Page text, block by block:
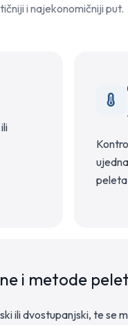
i najekonomičniji put.
i metode
ili dvostupanjski, te se